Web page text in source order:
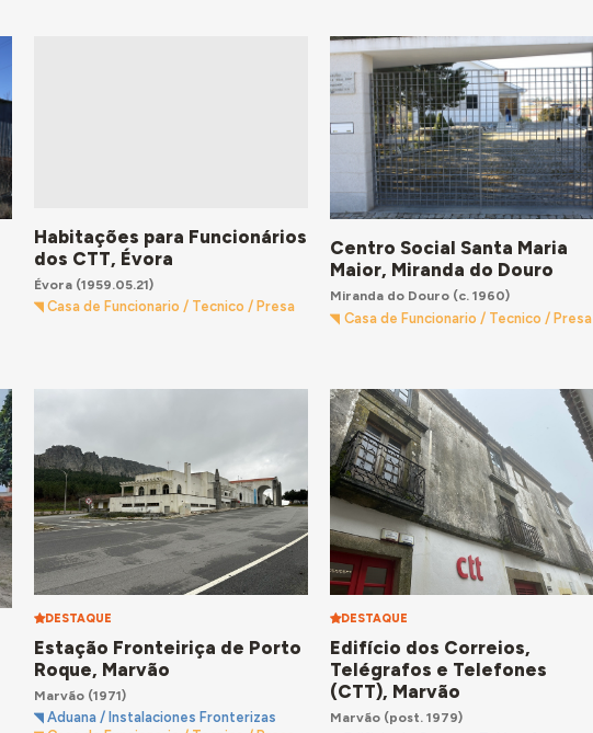
Habitações para Funcionários
dos CTT, Évora
Évora(1959.05.21)
Casa de Funcionario / Tecnico / Presa
Centro Social Santa Maria
Maior, Miranda do Douro
Miranda do Douro (c. 1960)
Casa de Funcionario / Tecnico / Presa
DESTAQUE
Estação Fronteiriça de Porto
Roque, Marvão
Marvão(1971)
Aduana / Instalaciones Fronterizas
DESTAQUE
Edifício dos Correios,
Telégrafos e Telefones
(CTT), Marvão
Marvão (post. 1979)